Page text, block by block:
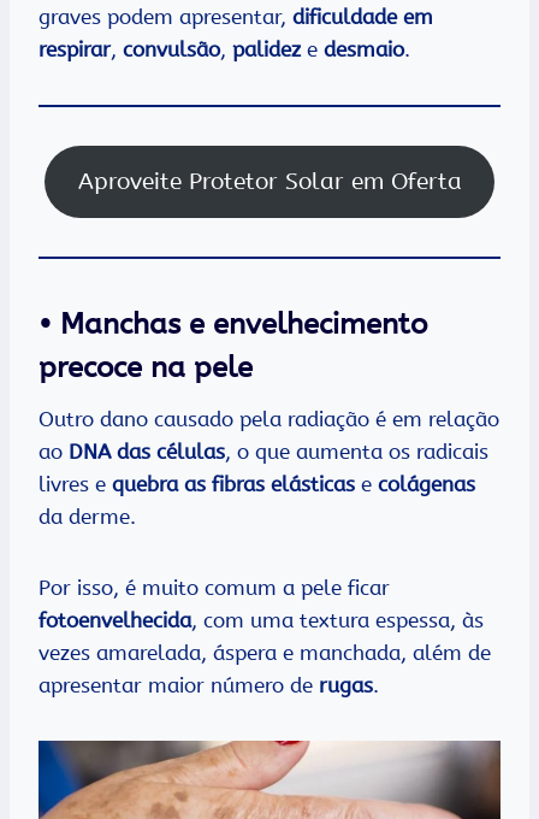
graves podem apresentar, dificuldade em
respirar, convulsão, palidez e desmaio.
Aproveite Protetor Solar em Oferta
• Manchas e envelhecimento
precoce na pele
Outro dano causado pela radiação é em relação
ao DNA das células, o que aumenta os radicais
livres e quebra as fibras elásticas e colágenas
da derme.
Por isso, é muito comum a pele ficar
fotoenvelhecida, com uma textura espessa, às
vezes amarelada, áspera e manchada, além de
apresentar maior número de rugas.